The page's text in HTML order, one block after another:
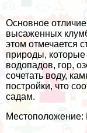
Основное отличие
высаженных
этом отмечается
природы,
водопадов, гор,
сочетать воду,
постройки, что
садам.
Местоположение: